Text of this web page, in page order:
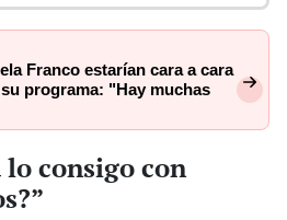
Franco estarían cara a cara
programa: "Hay muchas
consigo con